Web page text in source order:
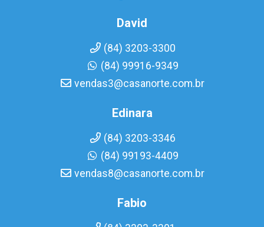
David
(84) 3203-3300
(84) 99916-9349
vendas3@casanorte.com.br
Edinara
(84) 3203-3346
(84) 99193-4409
vendas8@casanorte.com.br
Fabio